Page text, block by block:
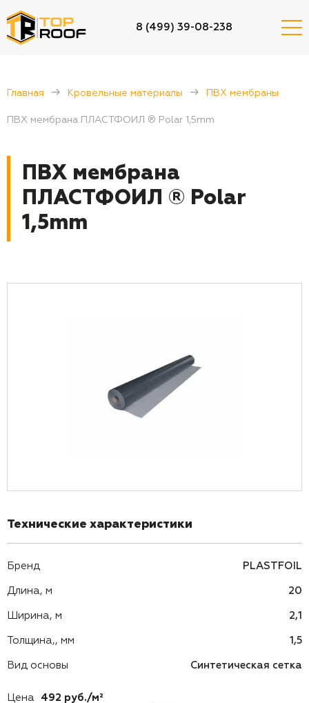
8 (499) 39-08-238
Главная Кровельные материалы ПВХ мембраны
ПВХ мембрана ПЛАСТФОИЛ ® Polar 1,5mm
ПВХ мембрана
ПЛАСТФОИЛ ® Polar
1,5mm
Технические характеристики
Бренд PLASTFOIL
Длина, м 20
Ширина, м 2,1
Толщина,, мм 1,5
Вид основы Синтетическая сетка
Цена
492 руб./м²